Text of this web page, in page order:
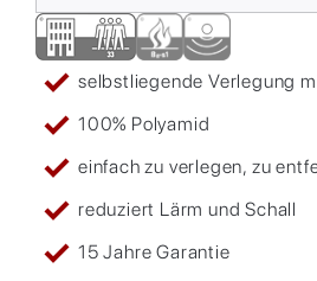
selbstliegende Verlegung
100% Polyamid
einfach zu verlegen, zu
reduziert Lärm und Schall
15 Jahre Garantie